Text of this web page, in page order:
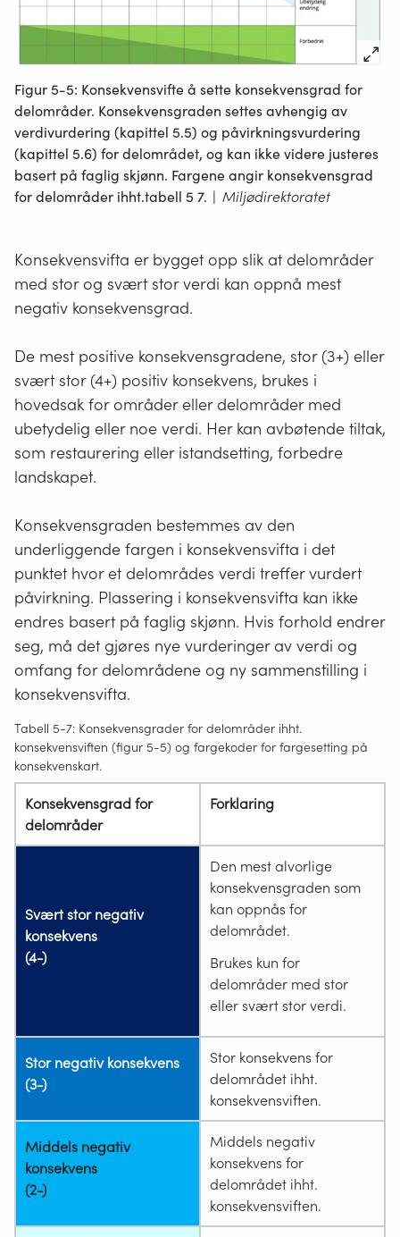
Figur 5-5: Konsekvensvifte å sette konsekvensgrad for
delområder. Konsekvensgraden settes avhengig av
verdivurdering (kapittel 5.5) og påvirkningsvurdering
(kapittel 5.6) for delområdet, og kan ikke videre justeres
basert på faglig skjønn. Fargene angir konsekvensgrad
for delområder ihht.tabell 5 7. | Miljødirektoratet
Konsekvensvifta er bygget opp slik at delområder
med stor og svært stor verdi kan oppnå mest
negativ konsekvensgrad.
De mest positive konsekvensgradene, stor (3+) eller
svært stor (4+) positiv konsekvens, brukes i
hovedsak for områder eller delområder med
ubetydelig eller noe verdi. Her kan avbøtende tiltak,
som restaurering eller istandsetting, forbedre
landskapet.
Konsekvensgraden bestemmes av den
underliggende fargen i konsekvensvifta i det
punktet hvor et delområdes verdi treffer vurdert
påvirkning. Plassering i konsekvensvifta kan ikke
endres basert på faglig skjønn. Hvis forhold endrer
seg, må det gjøres nye vurderinger av verdi og
omfang for delområdene og ny sammenstilling i
konsekvensvifta.
Tabell 5-7: Konsekvensgrader for delområder ihht.
konsekvensviften (figur 5-5) og fargekoder for fargesetting på
konsekvenskart.
Konsekvensgrad for
delområder
Forklaring
Svært stor negativ
konsekvens
(4-)
Den mest alvorlige
konsekvensgraden som
kan oppnås for
delområdet.
Brukes kun for
delområder med stor
eller svært stor verdi.
Stor negativ konsekvens
(3-)
Stor konsekvens for
delområdet ihht.
konsekvensviften.
Middels negativ
konsekvens
(2-)
Middels negativ
konsekvens for
delområdet ihht.
konsekvensviften.